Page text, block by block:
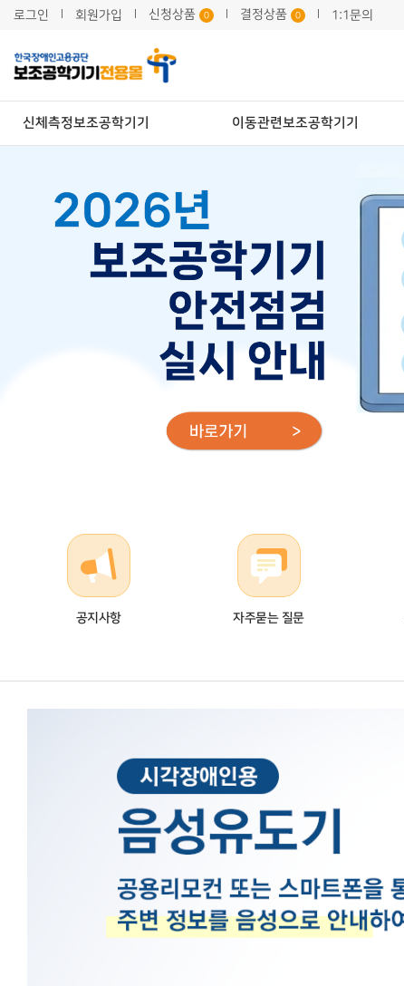
로그인 회원가입 신청상품 0 결정상품 0 1:1문의
신체측정보조공학기기 이동관련보조공학기기
공지사항 자주묻는 질문